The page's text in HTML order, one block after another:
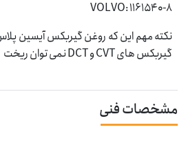
VOLVO: 1161540-8
گیربکس های CVT و DCT نمی توان ریخت
مشخصات فنی